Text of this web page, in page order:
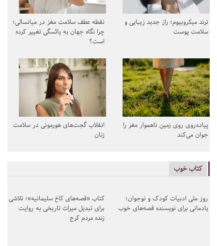
ترند میکروبیوم؛ راز جدید زیبایی و
سلامت پوست
نقطه عطف سلامت مغز در میانسالی؛
چرا نگاه جهان به یائسگی تغییر کرده
است؟
پیاده‌روی روی زمین ناهموار مغز را
جوان می‌کند
انقلاب گجت‌های هورمونی در سلامت
زنان
کتاب خوب
روز ملی ادبیات کودک و نوجوان؛
یادمانی برای نویسنده قصه‌های خوب
کتاب «قصه‌های کاخ سلیمانیه»؛ تلاشی
برای تبدیل میراث تاریخی به روایت
زنده مردم کرج